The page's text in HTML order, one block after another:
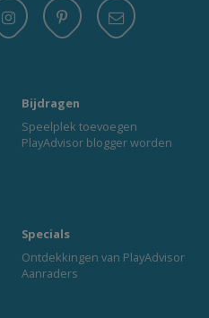
Bijdragen
Speelplek toevoegen
PlayAdvisor blogger worden
Specials
Ontdekkingen van PlayAdvisor
Aanraders